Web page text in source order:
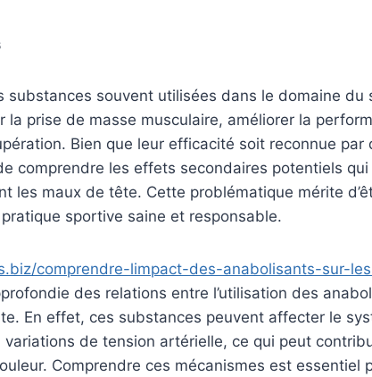
substances souvent utilisées dans le domaine du
la prise de masse musculaire, améliorer la
Bien que leur efficacité soit reconnue par
comprendre les effets secondaires potentiels qui
les maux de tête. Cette problématique mérite
sportive saine et responsable.
comprendre-limpact-des-anabolisants-sur-
des relations entre l’utilisation des
En effet, ces substances peuvent affecter le
de tension artérielle, ce qui peut
Comprendre ces mécanismes est essentiel